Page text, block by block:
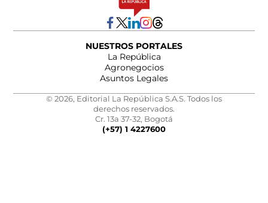
NUESTROS PORTALES
La República
Agronegocios
Asuntos Legales
© 2026, Editorial La República S.A.S. Todos los
derechos reservados.
Cr. 13a 37-32, Bogotá
(+57) 1 4227600